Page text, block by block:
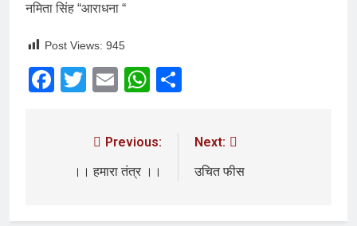
नमिता सिंह “आराधना “
Post Views: 945
Facebook
Twitter
EmailWhatsApp
Previous:
।। हमारा तंत्र ।।
Next:
उचित फीस